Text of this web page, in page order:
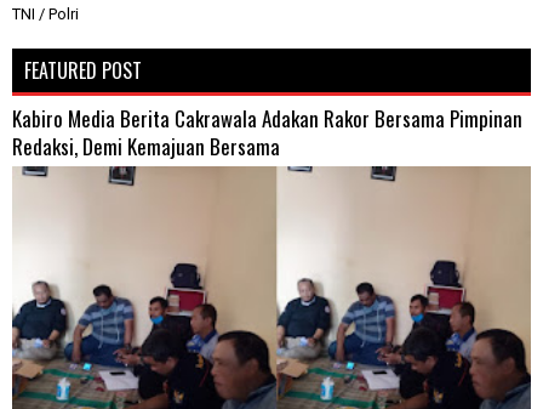
TNI / Polri
FEATURED POST
Kabiro Media Berita Cakrawala Adakan Rakor Bersama Pimpinan
Redaksi, Demi Kemajuan Bersama